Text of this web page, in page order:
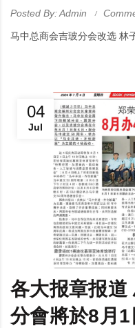
Posted By: Admin
马中总商会吉玻分会改选 林
04
Jul
各大报章报道
分會將於8月